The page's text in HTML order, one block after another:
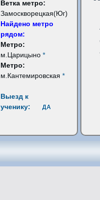
Ветка метро:
Замоскворецкая(Юг)
Найдено метро
рядом:
Метро:
м.Царицыно*
Метро:
м.Кантемировская*
Выезд к
ученику:
ДА